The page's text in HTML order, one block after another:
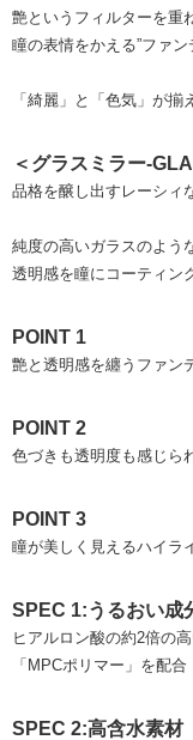
艶というフィルターを重
瞳の表情をかえる”ファ
「綺麗」と「色気」が揃
＜グラスミラー-
品格を醸し出すレーシィ
純度の高いガラスのよう
透明感を瞳にコーティン
POINT 1
艶と透明感を纏うファン
POINT 2
色づきも透明度も感じら
POINT 3
瞳が美しく見えるハイラ
SPEC 1:うるおい成
ヒアルロン酸の約2倍の
「MPCポリマー」を配合
SPEC 2:高含水素材